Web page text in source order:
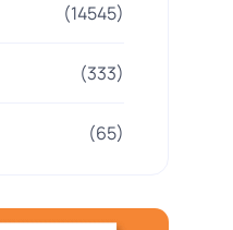
(14545)
(333)
(65)